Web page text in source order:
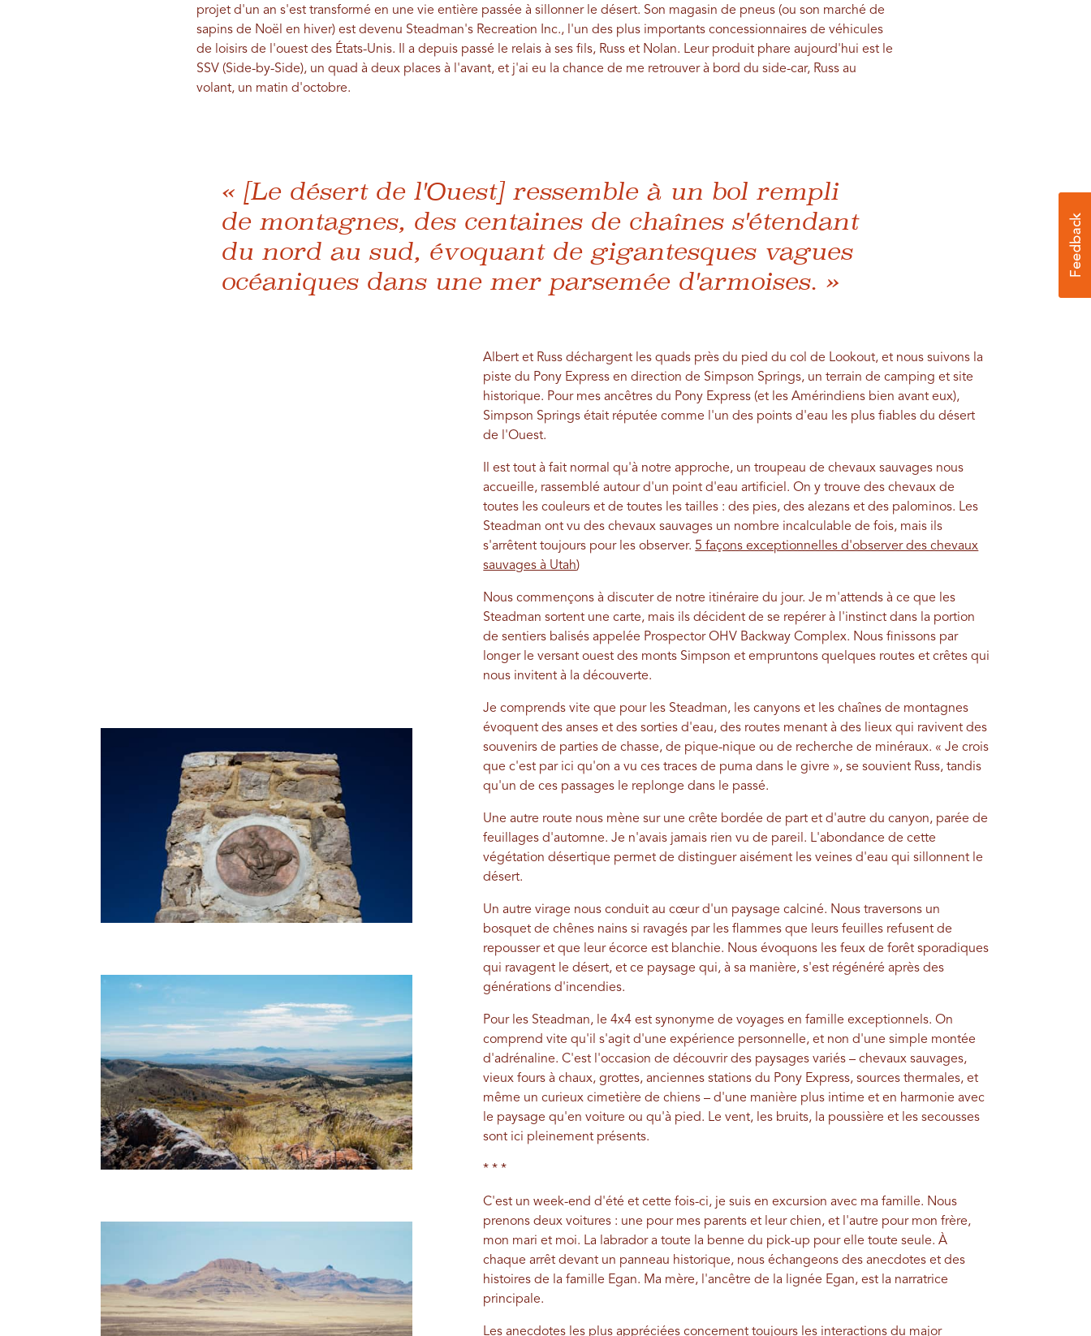
projet d'un an s'est transformé en une vie entière passée à sillonner le désert. Son magasin de pneus (ou son marché de
sapins de Noël en hiver) est devenu Steadman's Recreation Inc., l'un des plus importants concessionnaires de véhicules
de loisirs de l'ouest des États-Unis. Il a depuis passé le relais à ses fils, Russ et Nolan. Leur produit phare aujourd'hui est le
SSV (Side-by-Side), un quad à deux places à l'avant, et j'ai eu la chance de me retrouver à bord du side-car, Russ au
volant, un matin d'octobre.
« [Le désert de l'Ouest] ressemble à un bol rempli
de montagnes, des centaines de chaînes s'étendant
du nord au sud, évoquant de gigantesques vagues
océaniques dans une mer parsemée d'armoises. »
Albert et Russ déchargent les quads près du pied du col de Lookout, et nous suivons la
piste du Pony Express en direction de Simpson Springs, un terrain de camping et site
historique. Pour mes ancêtres du Pony Express (et les Amérindiens bien avant eux),
Simpson Springs était réputée comme l'un des points d'eau les plus fiables du désert
de l'Ouest.
Il est tout à fait normal qu'à notre approche, un troupeau de chevaux sauvages nous
accueille, rassemblé autour d'un point d'eau artificiel. On y trouve des chevaux de
toutes les couleurs et de toutes les tailles : des pies, des alezans et des palominos. Les
Steadman ont vu des chevaux sauvages un nombre incalculable de fois, mais ils
s'arrêtent toujours pour les observer. 5 façons exceptionnelles d'observer des chevaux
sauvages à Utah)
Nous commençons à discuter de notre itinéraire du jour. Je m'attends à ce que les
Steadman sortent une carte, mais ils décident de se repérer à l'instinct dans la portion
de sentiers balisés appelée Prospector OHV Backway Complex. Nous finissons par
longer le versant ouest des monts Simpson et empruntons quelques routes et crêtes qui
nous invitent à la découverte.
Je comprends vite que pour les Steadman, les canyons et les chaînes de montagnes
évoquent des anses et des sorties d'eau, des routes menant à des lieux qui ravivent des
souvenirs de parties de chasse, de pique-nique ou de recherche de minéraux. « Je crois
que c'est par ici qu'on a vu ces traces de puma dans le givre », se souvient Russ, tandis
qu'un de ces passages le replonge dans le passé.
Une autre route nous mène sur une crête bordée de part et d'autre du canyon, parée de
feuillages d'automne. Je n'avais jamais rien vu de pareil. L'abondance de cette
végétation désertique permet de distinguer aisément les veines d'eau qui sillonnent le
désert.
Un autre virage nous conduit au cœur d'un paysage calciné. Nous traversons un
bosquet de chênes nains si ravagés par les flammes que leurs feuilles refusent de
repousser et que leur écorce est blanchie. Nous évoquons les feux de forêt sporadiques
qui ravagent le désert, et ce paysage qui, à sa manière, s'est régénéré après des
générations d'incendies.
Pour les Steadman, le 4x4 est synonyme de voyages en famille exceptionnels. On
comprend vite qu'il s'agit d'une expérience personnelle, et non d'une simple montée
d'adrénaline. C'est l'occasion de découvrir des paysages variés – chevaux sauvages,
vieux fours à chaux, grottes, anciennes stations du Pony Express, sources thermales, et
même un curieux cimetière de chiens – d'une manière plus intime et en harmonie avec
le paysage qu'en voiture ou qu'à pied. Le vent, les bruits, la poussière et les secousses
sont ici pleinement présents.
* * *
C'est un week-end d'été et cette fois-ci, je suis en excursion avec ma famille. Nous
prenons deux voitures : une pour mes parents et leur chien, et l'autre pour mon frère,
mon mari et moi. La labrador a toute la benne du pick-up pour elle toute seule. À
chaque arrêt devant un panneau historique, nous échangeons des anecdotes et des
histoires de la famille Egan. Ma mère, l'ancêtre de la lignée Egan, est la narratrice
principale.
Les anecdotes les plus appréciées concernent toujours les interactions du major